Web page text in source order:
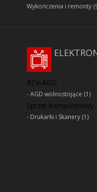
Wykończenia i remonty
RTV-AGD
AGD wolnostojące (1)
Sprzęt komputerowy
Drukarki i Skanery(1)